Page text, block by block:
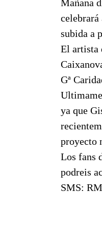
Mañana
subida a
El artista
Gª
ya que
proyecto
Los fans
podreis
SMS: